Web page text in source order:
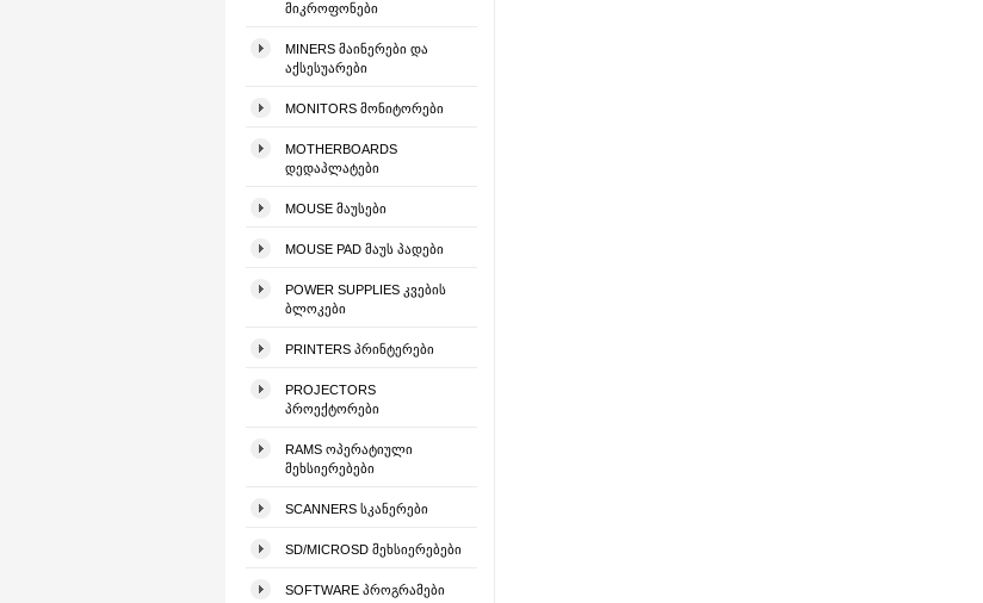
ᲛᲘᲙᲠᲝᲤᲝᲜᲔᲑᲘ
MINERS ᲛᲐᲘᲜᲔᲠᲔᲑᲘ ᲓᲐ
ᲐᲥᲡᲔᲡᲣᲐᲠᲔᲑᲘ
MONITORS ᲛᲝᲜᲘᲢᲝᲠᲔᲑᲘ
MOTHERBOARDS
ᲓᲔᲓᲐᲞᲚᲐᲢᲔᲑᲘ
MOUSE ᲛᲐᲣᲡᲔᲑᲘ
MOUSE PAD ᲛᲐᲣᲡ ᲞᲐᲓᲔᲑᲘ
POWER SUPPLIES ᲙᲕᲔᲑᲘᲡ
ᲑᲚᲝᲙᲔᲑᲘ
PRINTERS ᲞᲠᲘᲜᲢᲔᲠᲔᲑᲘ
PROJECTORS
ᲞᲠᲝᲔᲥᲢᲝᲠᲔᲑᲘ
RAMS ᲝᲞᲔᲠᲐᲢᲘᲣᲚᲘ
ᲛᲔᲮᲡᲘᲔᲠᲔᲑᲔᲑᲘ
SCANNERS ᲡᲙᲐᲜᲔᲠᲔᲑᲘ
SD/MICROSD ᲛᲔᲮᲡᲘᲔᲠᲔᲑᲔᲑᲘ
SOFTWARE ᲞᲠᲝᲒᲠᲐᲛᲔᲑᲘ